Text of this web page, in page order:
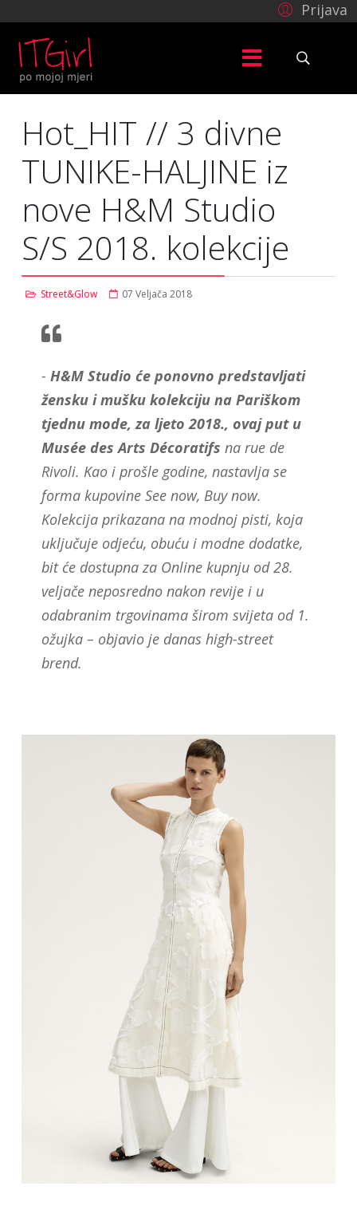
Prijava
Hot_HIT // 3 divne
TUNIKE-HALJINE iz
nove H&M Studio
S/S 2018. kolekcije
Street&Glow 07 Veljača 2018
- H&M Studio će ponovno predstavljati
žensku i mušku kolekciju na Pariškom
tjednu mode, za ljeto 2018., ovaj put u
Musée des Arts Décoratifs na rue de
Rivoli. Kao i prošle godine, nastavlja se
forma kupovine See now, Buy now.
Kolekcija prikazana na modnoj pisti, koja
uključuje odjeću, obuću i modne dodatke,
bit će dostupna za Online kupnju od 28.
veljače neposredno nakon revije i u
odabranim trgovinama širom svijeta od 1.
ožujka – objavio je danas high-street
brend.